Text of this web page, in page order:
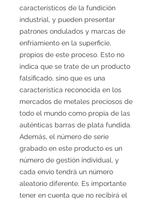
característicos de la fundición
industrial, y pueden presentar
patrones ondulados y marcas de
enfriamiento en la superficie,
propios de este proceso. Esto no
indica que se trate de un producto
falsificado, sino que es una
característica reconocida en los
mercados de metales preciosos de
todo el mundo como propia de las
auténticas barras de plata fundida.
Además, el número de serie
grabado en este producto es un
número de gestión individual, y
cada envío tendrá un número
aleatorio diferente. Es importante
tener en cuenta que no recibirá el